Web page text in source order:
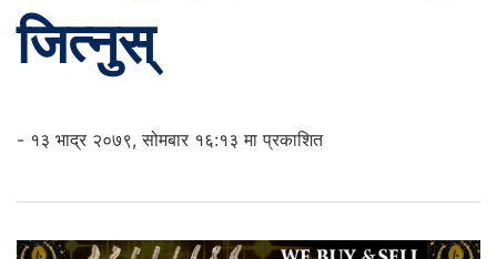
जित्नुस्
- १३ भाद्र २०७९, सोमबार १६:१३ मा प्रकाशित